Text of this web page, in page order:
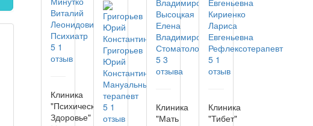
Виталий
Леонидович
Психиатр
5 1
отзыв
Клиника
"Психическое
Здоровье"
Григорьев
Юрий
Константинович
Мануальный
терапевт
5 1
отзыв
Высоцкая
Елена
Владимировна
Стоматолог
5 3
отзыва
Клиника
"Мать
Кириенко
Лариса
Евгеньевна
Рефлексотерапевт
5 1
отзыв
Клиника
"Тибет"